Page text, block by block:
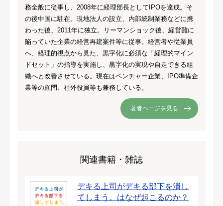
務全般に従事し、2008年に経理部長としてIPOを達成。そ
の後中国に駐在。現地法人の設立、内部統制業務などに携
わった後、2011年に独立。リーマンショック後、経営難に
陥っていた企業の経営再建案件等に従事。経営者や従業員
へ、経理的視点から見た、黒字化に必須な「経理的マイン
ドセット」の指導を実施し、黒字化の実現や自走できる組
織へと改善させている。現在はベンチャー企業、IPO準備企
業等の顧問、社外役員等も兼務している。
著者ページを見る
関連書籍・雑誌
デキる上司がデキる部下を潰し
てしまう。はなぜ起こるのか？